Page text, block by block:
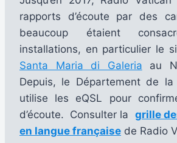
rapports d’écoute par des
beaucoup étaient
installations, en particulier le
Santa Maria di Galeria au
Depuis, le Département de la
utilise les eQSL pour
d’écoute. Consulter la grille
en langue française de Radio